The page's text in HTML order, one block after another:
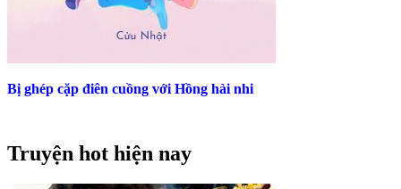
Bị ghép cặp điên cuồng với Hồng hài nhi
Truyện hot hiện nay